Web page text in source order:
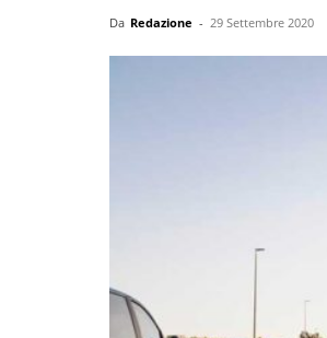
Da Redazione - 29 Settembre 2020